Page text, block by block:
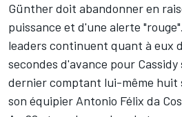
Güntherdoit abandonner en
puissance et d'une alerte
leaders continuent quant à eux
secondes d'avance pour
dernier comptant lui-même huit
son équipier Antonio Félix da